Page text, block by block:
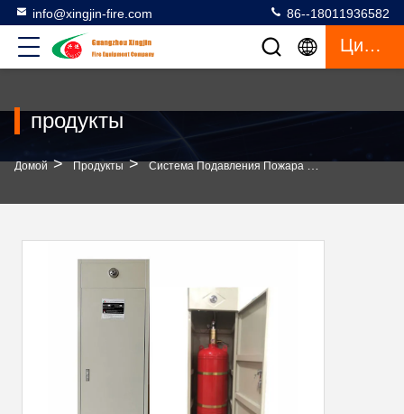
info@xingjin-fire.com 86--18011936582
Цитата
продукты
Домой > Продукты > Система Подавления Пожара FM200 >